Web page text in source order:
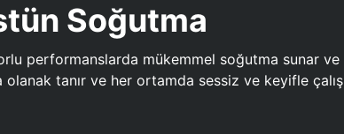
Soğutma
performanslarda mükemmel soğutma sunar ve
tanır ve her ortamda sessiz ve keyifle